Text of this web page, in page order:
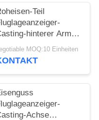
Teil
hinterer Arm
Fluglageanzeiger 1050-
mit hochfestem und
MOQ:10 Einheiten
Achse